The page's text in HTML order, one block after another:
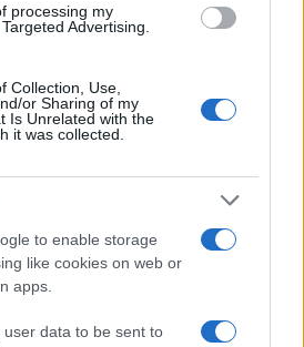
processing my
Advertising.
Collection, Use,
or Sharing of my
Is Unrelated with the
it was collected.
to enable storage
like cookies on web or
apps.
user data to be sent to
sempre obiettivi e non ultras
alla questione Nato. Anche
atlantica, la
duro. Ogni tanto viene
Nato o perlomeno di sfilare
di fatto, al summit
a Bruxelles, il capo della
i partner europei a